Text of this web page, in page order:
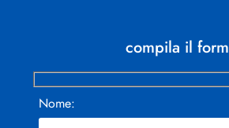
compila il form
Nome: